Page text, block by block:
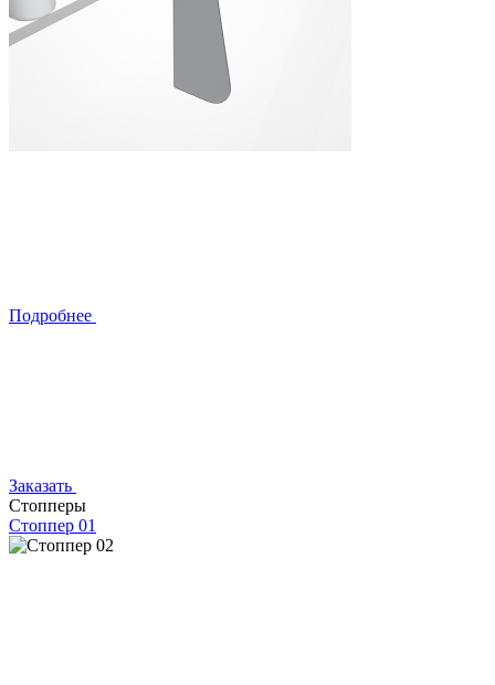
Подробнее
Заказать
Стопперы
Стоппер 01